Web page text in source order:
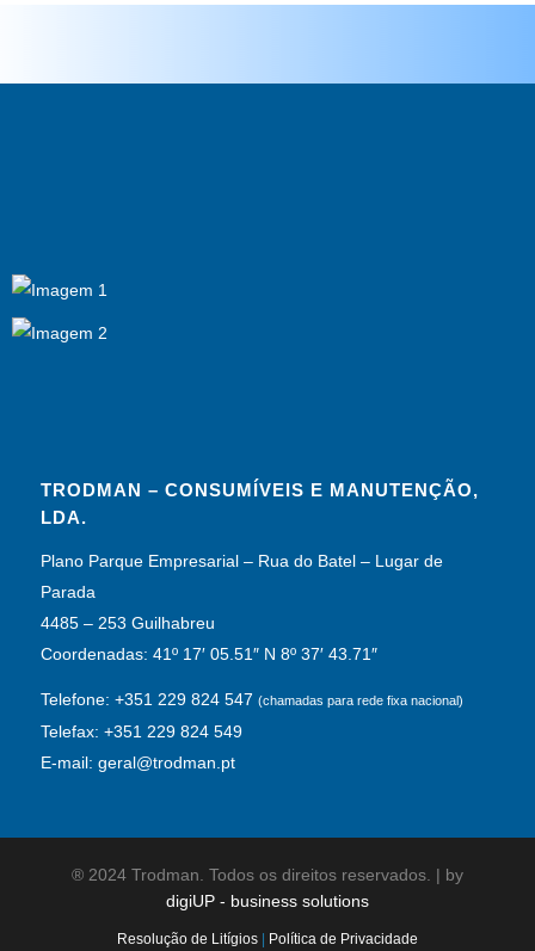
TRODMAN – CONSUMÍVEIS E MANUTENÇÃO,
LDA.
Plano Parque Empresarial – Rua do Batel – Lugar de
Parada
4485 – 253 Guilhabreu
Coordenadas: 41º 17′ 05.51″ N 8º 37′ 43.71″
Telefone: +351 229 824 547(chamadas para rede fixa nacional)
Telefax: +351 229 824 549
E-mail: geral@trodman.pt
® 2024 Trodman. Todos os direitos reservados. | by
digiUP - business solutions
Resolução de Litígios Política de Privacidade